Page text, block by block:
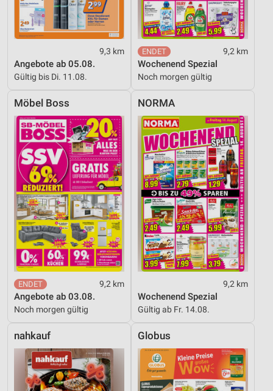
9,3 km
Angebote ab 05.08.
Gültig bis Di. 11.08.
9,2 km
Wochenend Spezial
Noch morgen gültig
Möbel Boss
9,2 km
Angebote ab 03.08.
Noch morgen gültig
NORMA
9,2 km
Wochenend Spezial
Gültig ab Fr. 14.08.
nahkauf Globus